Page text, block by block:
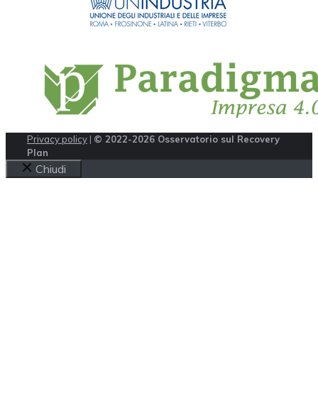
Privacy policy | © 2022-2026 Osservatorio sul Recovery
Plan
Chiudi